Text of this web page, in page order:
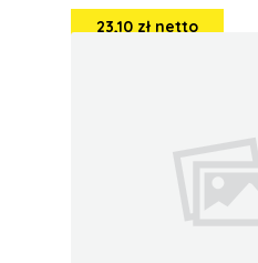
23,10 zł netto